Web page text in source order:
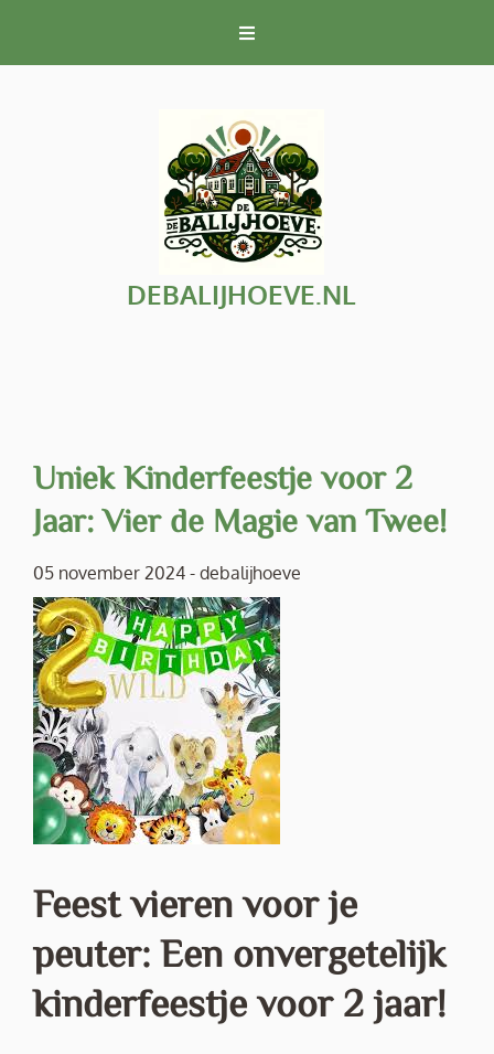
inhoud
DEBALIJHOEVE.NL
Uniek Kinderfeestje voor 2
Jaar: Vier de Magie van Twee!
05 november 2024 - debalijhoeve
Feest vieren voor je
peuter: Een onvergetelijk
kinderfeestje voor 2 jaar!